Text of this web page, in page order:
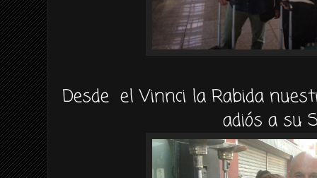
Desde el Vinnci la Rabida
adiós a su